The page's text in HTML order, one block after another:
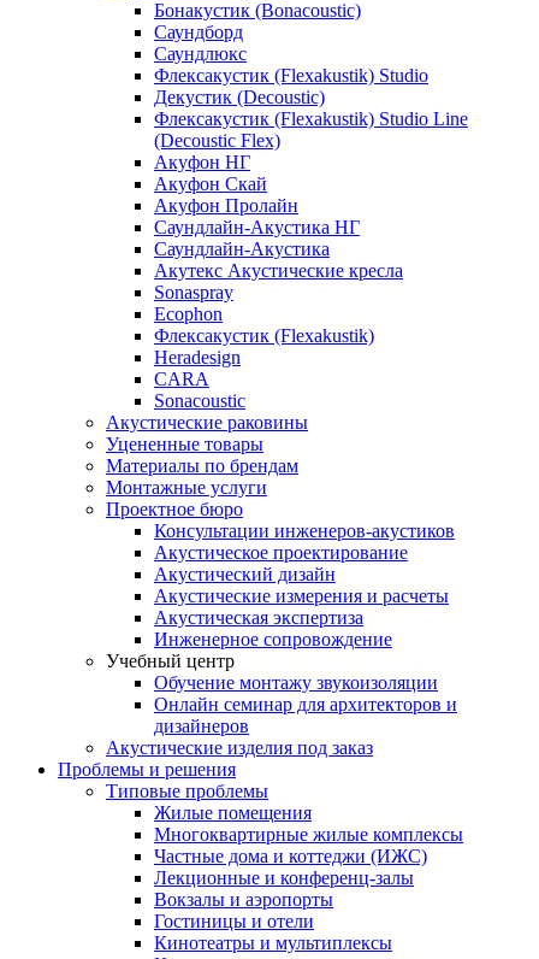
Бонакустик (Bonacoustic)
Саундборд
Саундлюкс
Флексакустик (Flexakustik) Studio
Декустик (Decoustic)
Флексакустик (Flexakustik) Studio Line
(Decoustic Flex)
Акуфон НГ
Акуфон Скай
Акуфон Пролайн
Саундлайн-Акустика НГ
Саундлайн-Акустика
Акутекс Акустические кресла
Sonaspray
Ecophon
Флексакустик (Flexakustik)
Heradesign
CARA
Sonacoustic
Акустические раковины
Уцененные товары
Материалы по брендам
Монтажные услуги
Проектное бюро
Консультации инженеров-акустиков
Акустическое проектирование
Акустический дизайн
Акустические измерения и расчеты
Акустическая экспертиза
Инженерное сопровождение
Учебный центр
Обучение монтажу звукоизоляции
Онлайн семинар для архитекторов и
дизайнеров
Акустические изделия под заказ
Проблемы и решения
Типовые проблемы
Жилые помещения
Многоквартирные жилые комплексы
Частные дома и коттеджи (ИЖС)
Лекционные и конференц-залы
Вокзалы и аэропорты
Гостиницы и отели
Кинотеатры и мультиплексы